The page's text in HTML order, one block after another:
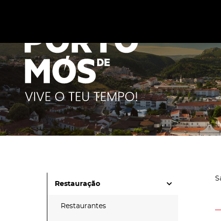
Restauração
Restaurantes